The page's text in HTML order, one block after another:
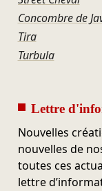
Concombre de
Tira
Turbula
Lettre
Nouvelles
nouvelles de
toutes ces
lettre